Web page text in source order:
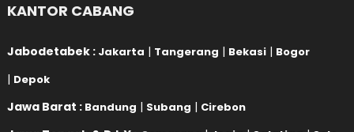
KANTOR CABANG
Jabodetabek : Jakarta | Tangerang | Bekasi | Bogor
| Depok
Jawa Barat : Bandung | Subang | Cirebon